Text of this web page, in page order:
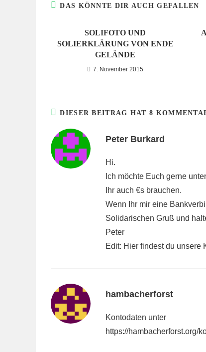
DAS KÖNNTE DIR AUCH GEFALLEN
SOLIFOTO UND
SOLIERKLÄRUNG VON ENDE
GELÄNDE
7. November 2015
DIESER BEITRAG HAT 8
Peter Burkard
Hi.
Ich möchte Euch gerne
Ihr auch €s brauchen.
Wenn Ihr mir eine
Solidarischen Gruß und
Peter
Edit: Hier findest du unsere
hambacherforst
Kontodaten unter
https://hambacherforst.org/